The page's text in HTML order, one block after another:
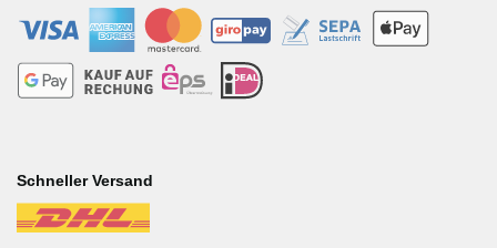
-
- - - -
- - - -
Schneller Versand